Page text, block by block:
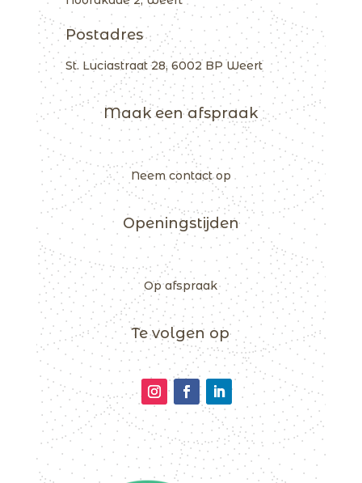
Postadres
St. Luciastraat 28, 6002 BP Weert
Maak een afspraak
Neem contact op
Openingstijden
Op afspraak
Te volgen op